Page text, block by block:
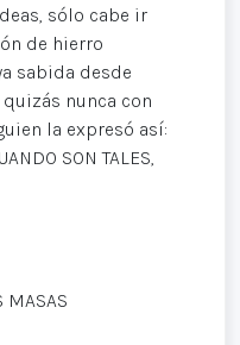
sólo cabe ir
de hierro
sabida desde
nunca con
la expresó así:
SON TALES,
MASAS